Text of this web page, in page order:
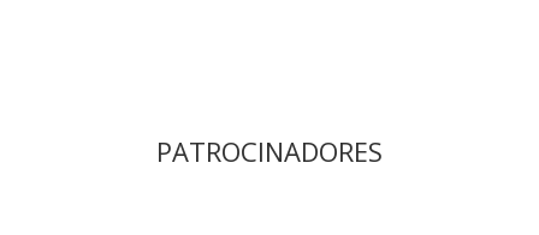
PATROCINADORES